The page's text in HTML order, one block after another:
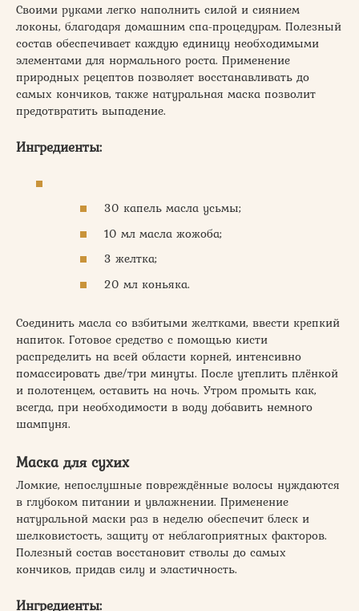
Своими руками легко наполнить силой и сиянием
локоны, благодаря домашним спа-процедурам. Полезный
состав обеспечивает каждую единицу необходимыми
элементами для нормального роста. Применение
природных рецептов позволяет восстанавливать до
самых кончиков, также натуральная маска позволит
предотвратить выпадение.
Ингредиенты:
30 капель масла усьмы;
10 мл масла жожоба;
3 желтка;
20 мл коньяка.
Соединить масла со взбитыми желтками, ввести крепкий
напиток. Готовое средство с помощью кисти
распределить на всей области корней, интенсивно
помассировать две/три минуты. После утеплить плёнкой
и полотенцем, оставить на ночь. Утром промыть как,
всегда, при необходимости в воду добавить немного
шампуня.
Маска для сухих
Ломкие, непослушные повреждённые волосы нуждаются
в глубоком питании и увлажнении. Применение
натуральной маски раз в неделю обеспечит блеск и
шелковистость, защиту от неблагоприятных факторов.
Полезный состав восстановит стволы до самых
кончиков, придав силу и эластичность.
Ингредиенты: